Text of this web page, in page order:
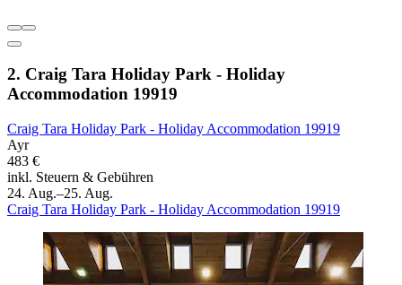
2. Craig Tara Holiday Park - Holiday
Accommodation 19919
Craig Tara Holiday Park - Holiday Accommodation 19919
Ayr
483 €
inkl. Steuern & Gebühren
24. Aug.–25. Aug.
Craig Tara Holiday Park - Holiday Accommodation 19919